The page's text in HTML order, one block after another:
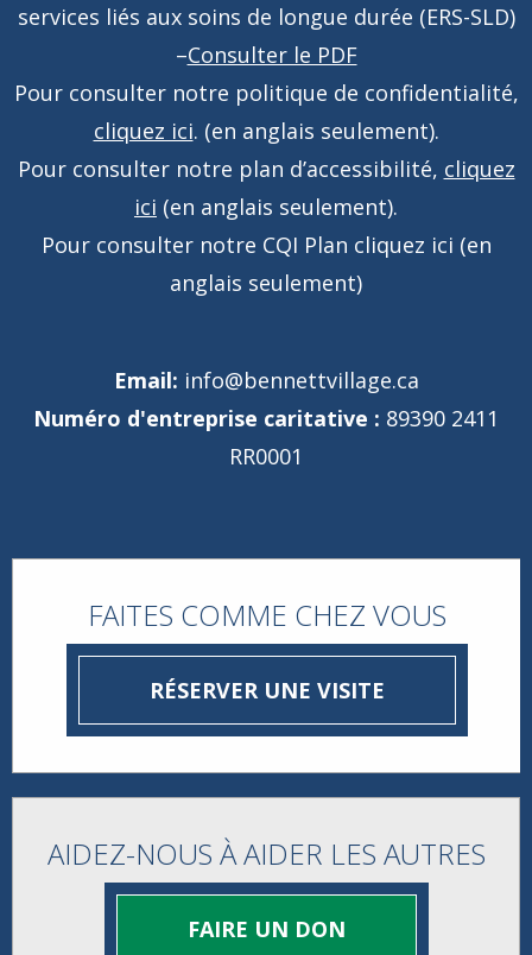
services liés aux soins de longue durée (ERS-SLD)
–Consulter le PDF
Pour consulter notre politique de confidentialité,
cliquez ici. (en anglais seulement).
Pour consulter notre plan d’accessibilité, cliquez
ici (en anglais seulement).
Pour consulter notre CQI Plan cliquez ici (en
anglais seulement)
Email: info@bennettvillage.ca
Numéro d'entreprise caritative : 89390 2411
RR0001
FAITES COMME CHEZ VOUS
RÉSERVER UNE VISITE
AIDEZ-NOUS À AIDER LES AUTRES
FAIRE UN DON